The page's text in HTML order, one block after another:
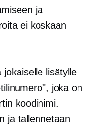
ja
ei koskaan
jokaiselle lisätylle
joka on
koodinimi.
ja tallennetaan